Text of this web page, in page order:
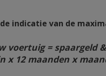
indicatie van de
voertuig = spaargeld
x 12 maanden x